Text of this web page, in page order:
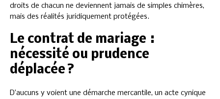
droits de chacun ne deviennent jamais de simples chimères,
mais des réalités juridiquement protégées.
Le contrat de mariage :
nécessité ou prudence
déplacée ?
D’aucuns y voient une démarche mercantile, un acte cynique